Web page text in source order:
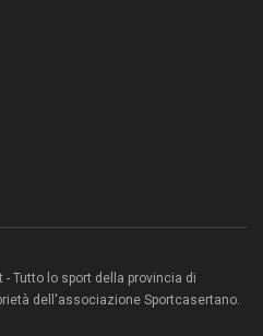
Tutto lo sport della provincia di
dell'associazione Sportcasertano.